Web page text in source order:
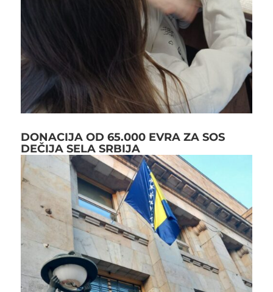
DONACIJA OD 65.000 EVRA ZA SOS
DEČIJA SELA SRBIJA